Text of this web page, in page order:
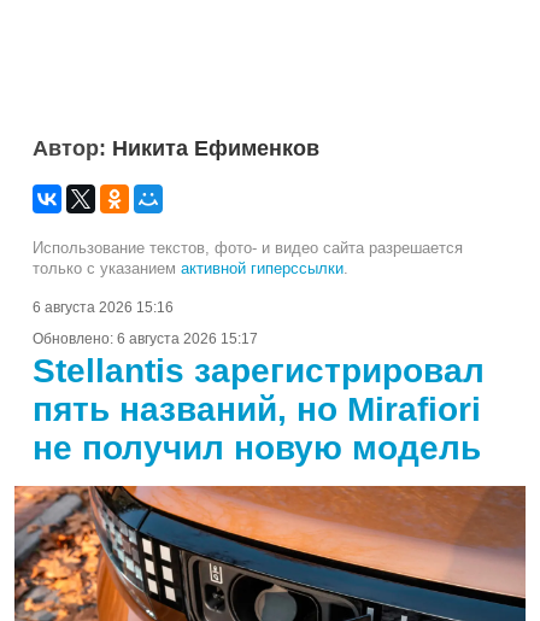
Автор: Никита Ефименков
Использование текстов, фото- и видео сайта разрешается
только с указанием активной гиперссылки.
6 августа 2026 15:16
Обновлено: 6 августа 2026 15:17
Stellantis зарегистрировал
пять названий, но Mirafiori
не получил новую модель